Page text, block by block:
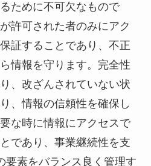
ために不可欠なもので
許可された者のみにアク
証することであり、不正
情報を守ります。完全性
、改ざんされていない状
、情報の信頼性を確保し
な時に情報にアクセスで
であり、事業継続性を支
要素をバランス良く管理す